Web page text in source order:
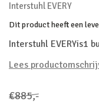
Interstuhl EVERY
Dit product heeft een
Interstuhl EVERYis1
Lees
€885,-